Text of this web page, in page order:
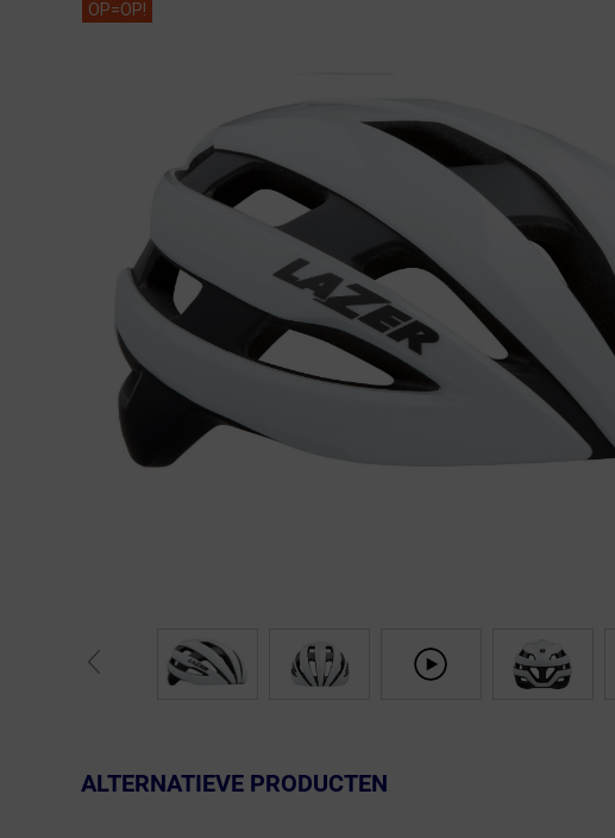
Fietsendragers & Fietskoffers
Overige sporten & cadeaubon
Nieuw bij FuturumShop...
OP=OP!
ALTERNATIEVE PRODUCTEN